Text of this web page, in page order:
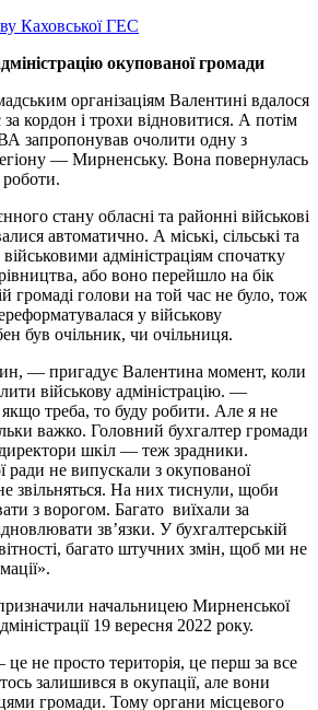
Каховської ГЕС
окупованої громади
організаціям Валентині вдалося
кордон і трохи відновитися. А потім
запропонував очолити одну з
— Мирненську. Вона повернулась
роботи.
стану обласні та районні військові
автоматично. А міські, сільські та
адміністраціям спочатку
або воно перейшло на бік
громаді голови на той час не було, тож
у військову
був очільник, чи очільниця.
— пригадує Валентина момент, коли
військову адміністрацію. —
якщо треба, то буду робити. Але я не
важко. Головний бухгалтер громади
шкіл — теж зрадники.
ради не випускали з окупованої
звільняться. На них тиснули, щоби
з ворогом. Багато виїхали за
зв’язки. У бухгалтерській
багато штучних змін, щоб ми не
начальницею Мирненської
19 вересня 2022 року.
не просто територія, це перш за все
залишився в окупації, але вони
громади. Тому органи місцевого